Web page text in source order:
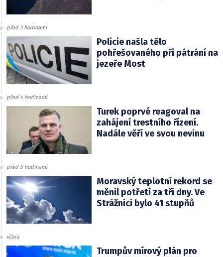
před 3 hodinami
Policie našla tělo
pohřešovaného při pátrání na
jezeře Most
před 4 hodinami
Turek poprvé reagoval na
zahájení trestního řízení.
Nadále věří ve svou nevinu
před 5 hodinami
Moravský teplotní rekord se
měnil potřetí za tři dny. Ve
Strážnici bylo 41 stupňů
včera
Trumpův mírový plán pro